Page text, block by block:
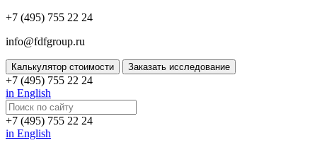
+7 (495) 755 22 24
info@fdfgroup.ru
Калькулятор стоимости Заказать исследование
+7 (495) 755 22 24
in English
+7 (495) 755 22 24
in English